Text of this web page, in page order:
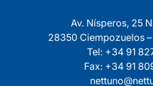
Av. Nísperos, 25
28350 Ciempozuelos
Tel: +34 91
Fax: +34 91